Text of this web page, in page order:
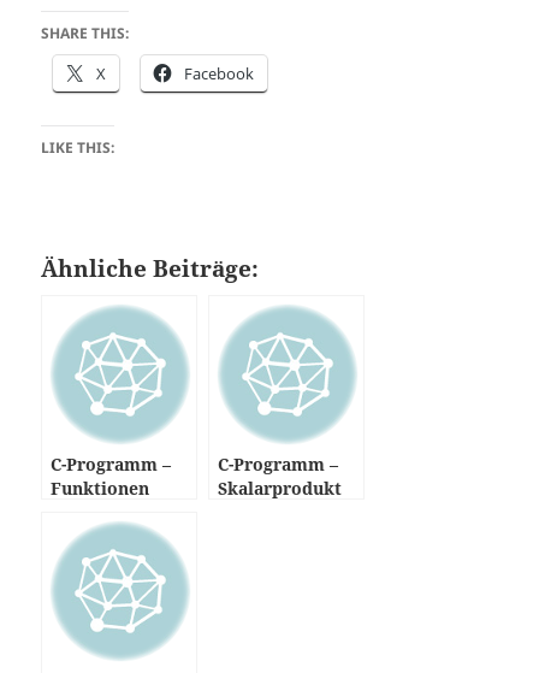
SHARE THIS:
X Facebook
LIKE THIS:
Ähnliche Beiträge:
C-Programm –
Funktionen
C-Programm –
Skalarprodukt